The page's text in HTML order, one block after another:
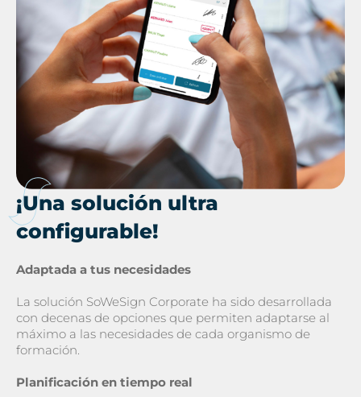
¡Una solución ultra
configurable!
Adaptada a tus necesidades
La solución SoWeSign Corporate ha sido desarrollada
con decenas de opciones que permiten adaptarse al
máximo a las necesidades de cada organismo de
formación.
Planificación en tiempo real